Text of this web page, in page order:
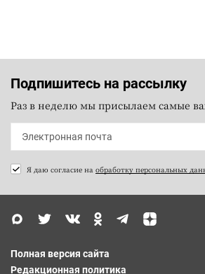
Подпишитесь на рассылку
Раз в неделю мы присылаем самые
Я даю согласие на обработку персональных
Полная версия сайта
Редакционная политика